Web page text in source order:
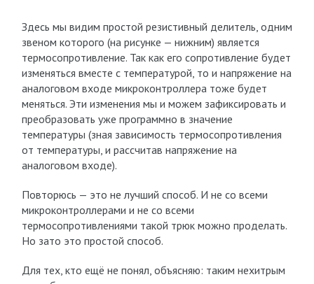
Здесь мы видим простой резистивный делитель, одним
звеном которого (на рисунке — нижним) является
термосопротивление. Так как его сопротивление будет
изменяться вместе с температурой, то и напряжение на
аналоговом входе микроконтроллера тоже будет
меняться. Эти изменения мы и можем зафиксировать и
преобразовать уже программно в значение
температуры (зная зависимость термосопротивления
от температуры, и рассчитав напряжение на
аналоговом входе).
Повторюсь — это не лучший способ. И не со всеми
микроконтроллерами и не со всеми
термосопротивлениями такой трюк можно проделать.
Но зато это простой способ.
Для тех, кто ещё не понял, объясняю: таким нехитрым